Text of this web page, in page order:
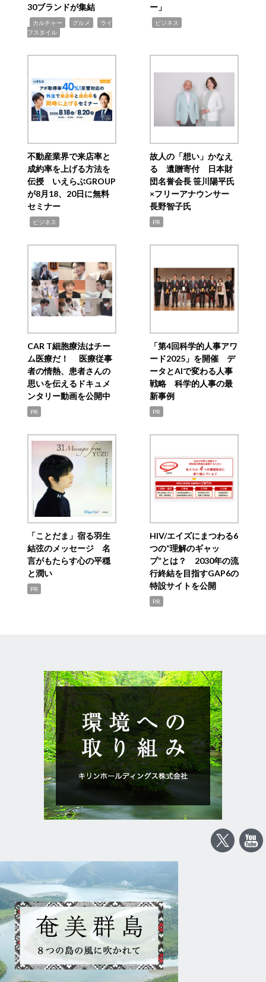
30ブランドが集結
カルチャー グルメ
ライ
フスタイル
ー」
ビジネス
不動産業界で来店率と
成約率を上げる方法を
伝授 いえらぶGROUP
が8月18、20日に無料
セミナー
ビジネス
故人の「想い」かなえ
る 遺贈寄付 日本財
団名誉会長 笹川陽平氏
×フリーアナウンサー
長野智子氏
PR
CAR T細胞療法はチー
ム医療だ！ 医療従事
者の情熱、患者さんの
思いを伝えるドキュメ
ンタリー動画を公開中
PR
「第4回科学的人事アワ
ード2025」を開催 デ
ータとAIで変わる人事
戦略 科学的人事の最
新事例
PR
「ことだま」宿る羽生
結弦のメッセージ 名
言がもたらす心の平穏
と潤い
PR
HIV/エイズにまつわる6
つの“理解のギャッ
プ”とは？ 2030年の流
行終結を目指すGAP6の
特設サイトを公開
PR